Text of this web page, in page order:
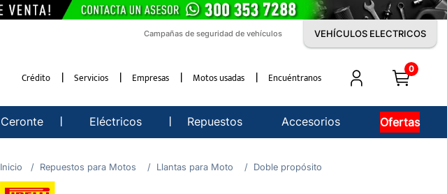
Campañas de seguridad de vehículos VEHÍCULOS ELECTRICOS
Crédito Servicios Empresas Motos usadas Encuéntranos
0
Ceronte Eléctricos Repuestos Accesorios Ofertas
Repuestos para Motos Llantas para Moto Doble propósito